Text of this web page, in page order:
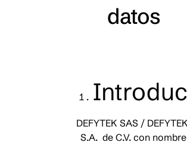
datos
DEFYTEK SAS / DEFYTEK
S.A. de C.V. con nombre